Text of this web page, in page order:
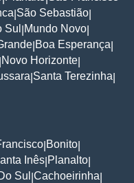
São Sebastião
Sul Mundo Novo
Boa Esperança
Novo Horizonte
Santa Terezinha
Bonito
Inês Planalto
Sul Cachoeirinha